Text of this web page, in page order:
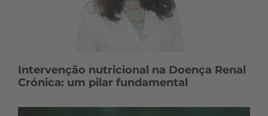
Intervenção nutricional na Doença Renal
Crónica: um pilar fundamental